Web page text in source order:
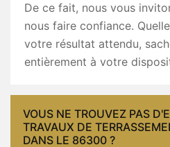
De ce fait, nous vous
nous faire confiance.
votre résultat attendu,
entièrement à votre
VOUS NE TROUVEZ PAS
TRAVAUX DE
DANS LE 86300 ?